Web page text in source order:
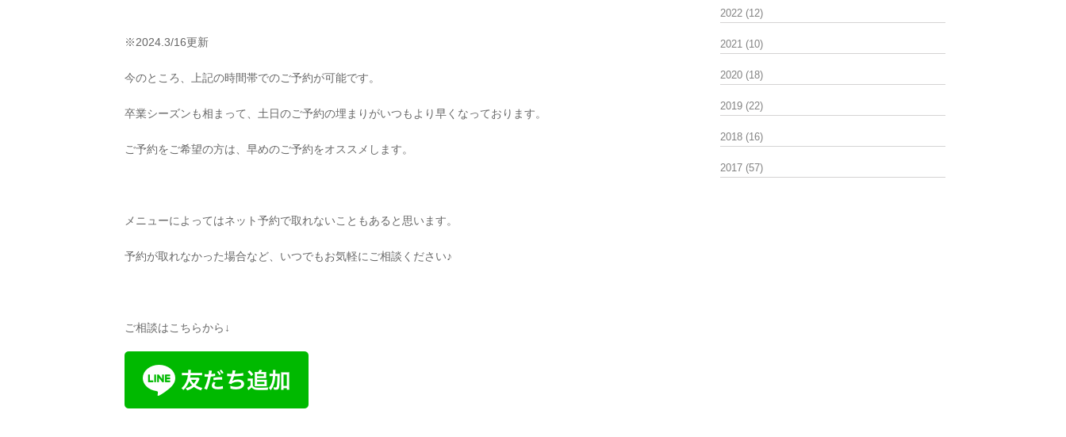
※2024.3/16更新
今のところ、上記の時間帯でのご予約が可能です。
卒業シーズンも相まって、土日のご予約の埋まりがいつもより早くなっております。
ご予約をご希望の方は、早めのご予約をオススメします。
メニューによってはネット予約で取れないこともあると思います。
予約が取れなかった場合など、いつでもお気軽にご相談ください♪
ご相談はこちらから↓
2022 (12)
2021 (10)
2020 (18)
2019 (22)
2018 (16)
2017 (57)